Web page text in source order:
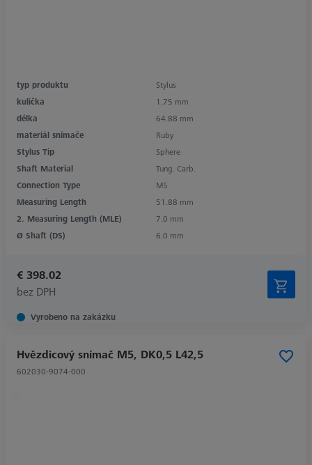
typ produktu
Stylus
kulička
1.75 mm
délka
64.88 mm
materiál snímače
Ruby
Stylus Tip
Sphere
Shaft Material
Tung. Carb.
Connection Type
M5
Measuring Length
51.88 mm
2. Measuring Length (MLE)
7.0 mm
Ø Shaft (DS)
6.0 mm
€ 398.02
bez DPH
Vyrobeno na zakázku
Hvězdicový snímač M5, DK0,5 L42,5
602030-9074-000